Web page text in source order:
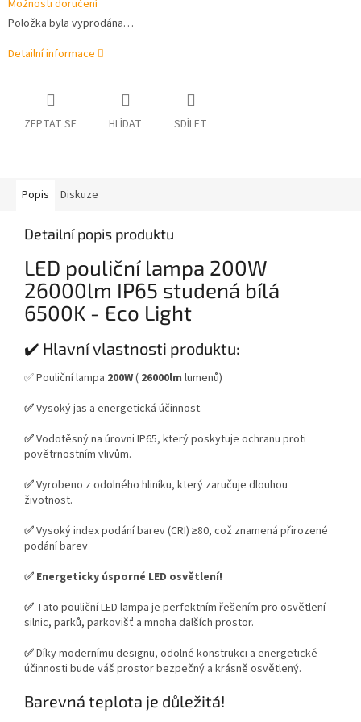
Možnosti doručení
Položka byla vyprodána…
Detailní informace
ZEPTAT SE HLÍDAT SDÍLET
Popis Diskuze
Detailní popis produktu
LED pouliční lampa 200W
26000lm IP65 studená bílá
6500K - Eco Light
✔️ Hlavní vlastnosti produktu:
✅ Pouliční lampa 200W( 26000lm lumenů)
✅Vysoký jas a energetická účinnost.
✅Vodotěsný na úrovni IP65, který poskytuje ochranu proti
povětrnostním vlivům.
✅Vyrobeno z odolného hliníku, který zaručuje dlouhou
životnost.
✅Vysoký index podání barev (CRI) ≥80, což znamená přirozené
podání barev
✅ Energeticky úsporné LED osvětlení!
✅ Tato pouliční LED lampa je perfektním řešením pro osvětlení
silnic, parků, parkovišť a mnoha dalších prostor.
✅Díky modernímu designu, odolné konstrukci a energetické
účinnosti bude váš prostor bezpečný a krásně osvětlený.
Barevná teplota je důležitá!